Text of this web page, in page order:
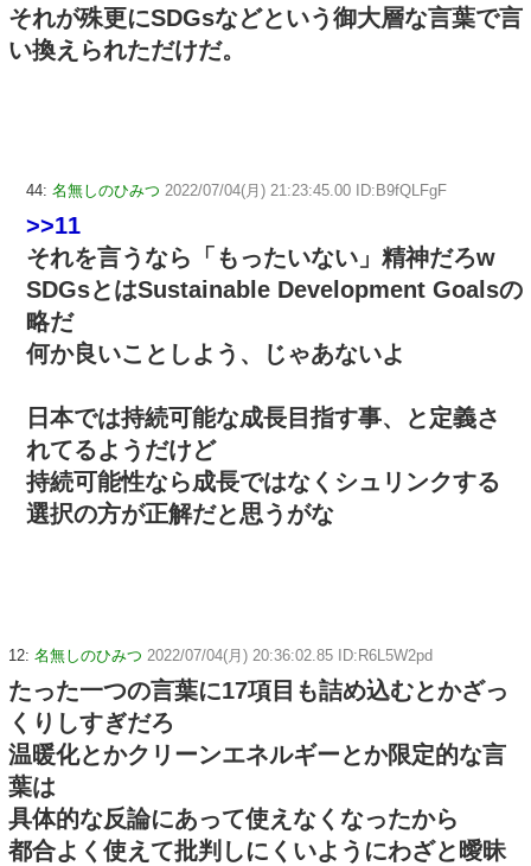
それが殊更にSDGsなどという御大層な言葉で言
い換えられただけだ。
44: 名無しのひみつ 2022/07/04(月) 21:23:45.00 ID:B9fQLFgF
>>11
それを言うなら「もったいない」精神だろw
SDGsとはSustainable Development Goalsの
略だ
何か良いことしよう、じゃあないよ
日本では持続可能な成長目指す事、と定義さ
れてるようだけど
持続可能性なら成長ではなくシュリンクする
選択の方が正解だと思うがな
12: 名無しのひみつ 2022/07/04(月) 20:36:02.85 ID:R6L5W2pd
たった一つの言葉に17項目も詰め込むとかざっ
くりしすぎだろ
温暖化とかクリーンエネルギーとか限定的な言
葉は
具体的な反論にあって使えなくなったから
都合よく使えて批判しにくいようにわざと曖昧